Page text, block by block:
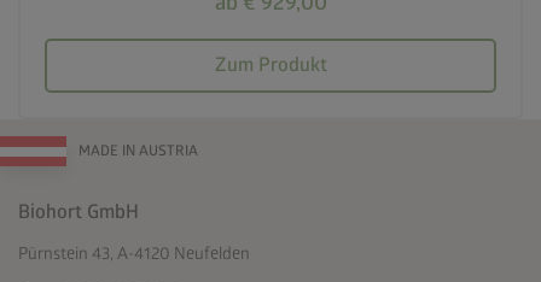
Zum Produkt
MADE IN AUSTRIA
Biohort GmbH
Pürnstein 43, A-4120 Neufelden